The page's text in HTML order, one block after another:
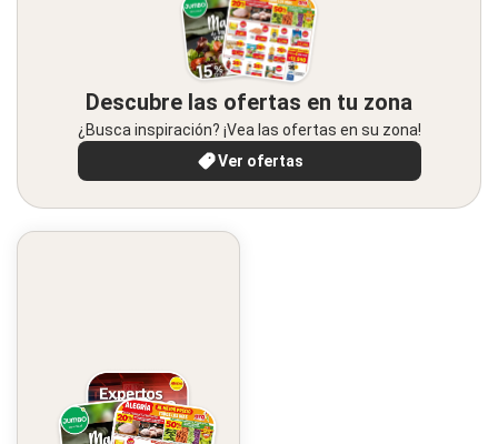
Descubre las ofertas en tu zona
¿Busca inspiración? ¡Vea las ofertas en su zona!
Ver ofertas